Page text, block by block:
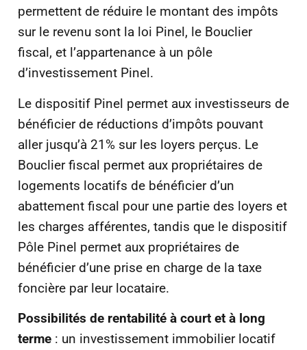
permettent de réduire le montant des impôts
sur le revenu sont la loi Pinel, le Bouclier
fiscal, et l’appartenance à un pôle
d’investissement Pinel.
Le dispositif Pinel permet aux investisseurs de
bénéficier de réductions d’impôts pouvant
aller jusqu’à 21% sur les loyers perçus. Le
Bouclier fiscal permet aux propriétaires de
logements locatifs de bénéficier d’un
abattement fiscal pour une partie des loyers et
les charges afférentes, tandis que le dispositif
Pôle Pinel permet aux propriétaires de
bénéficier d’une prise en charge de la taxe
foncière par leur locataire.
Possibilités de rentabilité à court et à long
terme : un investissement immobilier locatif